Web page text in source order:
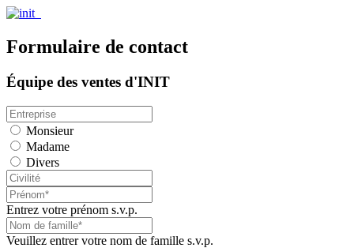
Formulaire de contact
Équipe des ventes d'INIT
Monsieur
Madame
Divers
Entrez votre prénom s.v.p.
Veuillez entrer votre nom de famille s.v.p.